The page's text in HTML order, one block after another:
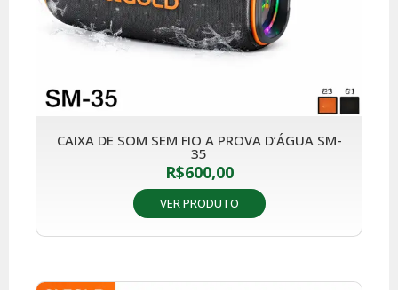
CAIXA DE SOM SEM FIO A PROVA D’ÁGUA SM-
35
R$600,00
VER PRODUTO